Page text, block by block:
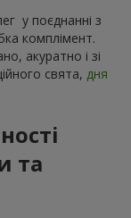
у поєднанні з
комплімент.
акуратно і зі
свята, дня
та